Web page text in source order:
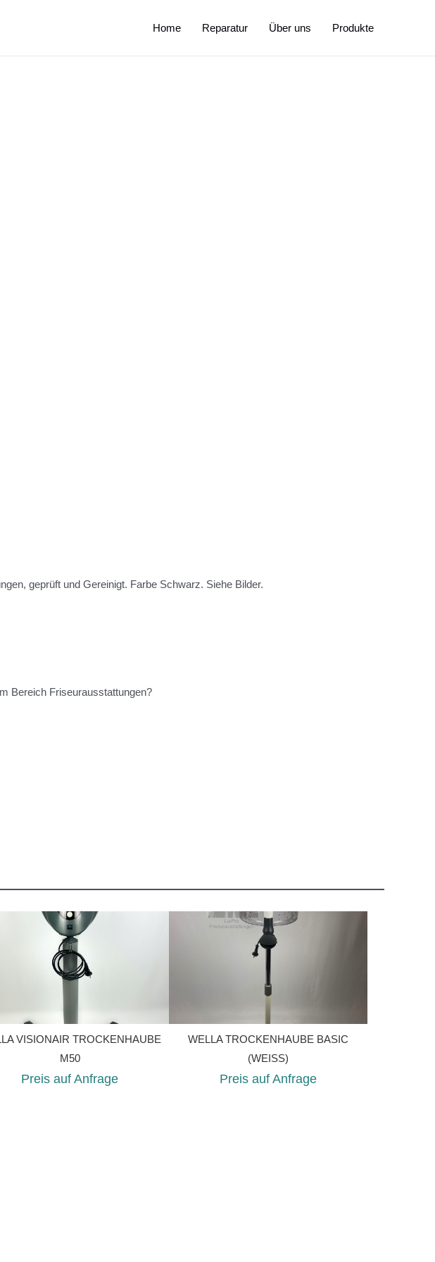
Home Reparatur Über uns Produkte
geprüft und Gereinigt. Farbe Schwarz. Siehe Bilder.
Bereich Friseurausstattungen?
VISIONAIR TROCKENHAUBE
M50
Preis auf Anfrage
WELLA TROCKENHAUBE BASIC
(WEISS)
Preis auf Anfrage